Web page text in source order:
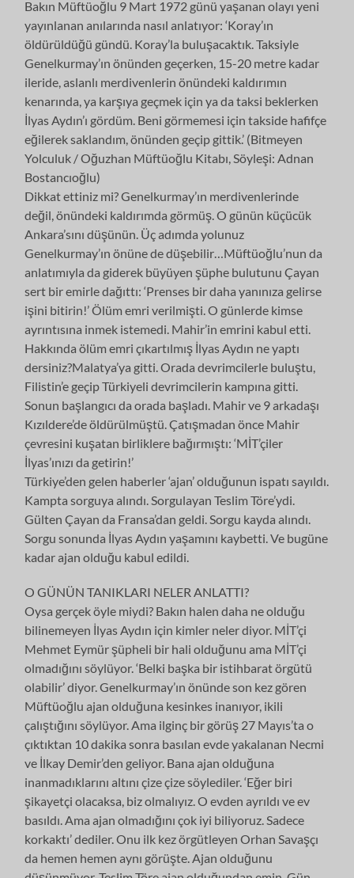
Bakın Müftüoğlu 9 Mart 1972 günü yaşanan olayı yeni
yayınlanan anılarında nasıl anlatıyor: ‘Koray’ın
öldürüldüğü gündü. Koray’la buluşacaktık. Taksiyle
Genelkurmay’ın önünden geçerken, 15-20 metre kadar
ileride, aslanlı merdivenlerin önündeki kaldırımın
kenarında, ya karşıya geçmek için ya da taksi beklerken
İlyas Aydın’ı gördüm. Beni görmemesi için takside hafifçe
eğilerek saklandım, önünden geçip gittik.’ (Bitmeyen
Yolculuk / Oğuzhan Müftüoğlu Kitabı, Söyleşi: Adnan
Bostancıoğlu)
Dikkat ettiniz mi? Genelkurmay’ın merdivenlerinde
değil, önündeki kaldırımda görmüş. O günün küçücük
Ankara’sını düşünün. Üç adımda yolunuz
Genelkurmay’ın önüne de düşebilir…Müftüoğlu’nun da
anlatımıyla da giderek büyüyen şüphe bulutunu Çayan
sert bir emirle dağıttı: ‘Prenses bir daha yanınıza gelirse
işini bitirin!’ Ölüm emri verilmişti. O günlerde kimse
ayrıntısına inmek istemedi. Mahir’in emrini kabul etti.
Hakkında ölüm emri çıkartılmış İlyas Aydın ne yaptı
dersiniz?Malatya’ya gitti. Orada devrimcilerle buluştu,
Filistin’e geçip Türkiyeli devrimcilerin kampına gitti.
Sonun başlangıcı da orada başladı. Mahir ve 9 arkadaşı
Kızıldere’de öldürülmüştü. Çatışmadan önce Mahir
çevresini kuşatan birliklere bağırmıştı: ‘MİT’çiler
İlyas’ınızı da getirin!’
Türkiye’den gelen haberler ‘ajan’ olduğunun ispatı sayıldı.
Kampta sorguya alındı. Sorgulayan Teslim Töre’ydi.
Gülten Çayan da Fransa’dan geldi. Sorgu kayda alındı.
Sorgu sonunda İlyas Aydın yaşamını kaybetti. Ve bugüne
kadar ajan olduğu kabul edildi.
O GÜNÜN TANIKLARI NELER ANLATTI?
Oysa gerçek öyle miydi? Bakın halen daha ne olduğu
bilinemeyen İlyas Aydın için kimler neler diyor. MİT’çi
Mehmet Eymür şüpheli bir hali olduğunu ama MİT’çi
olmadığını söylüyor. ‘Belki başka bir istihbarat örgütü
olabilir’ diyor. Genelkurmay’ın önünde son kez gören
Müftüoğlu ajan olduğuna kesinkes inanıyor, ikili
çalıştığını söylüyor. Ama ilginç bir görüş 27 Mayıs’ta o
çıktıktan 10 dakika sonra basılan evde yakalanan Necmi
ve İlkay Demir’den geliyor. Bana ajan olduğuna
inanmadıklarını altını çize çize söylediler. ‘Eğer biri
şikayetçi olacaksa, biz olmalıyız. O evden ayrıldı ve ev
basıldı. Ama ajan olmadığını çok iyi biliyoruz. Sadece
korkaktı’ dediler. Onu ilk kez örgütleyen Orhan Savaşçı
da hemen hemen aynı görüşte. Ajan olduğunu